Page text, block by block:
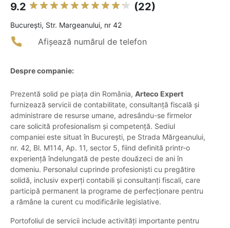
9.2 (22)
Bucureşti, Str. Margeanului, nr 42
Afișează numărul de telefon
Despre companie:
Prezentă solid pe piața din România, Arteco Expert
furnizează servicii de contabilitate, consultanță fiscală și
administrare de resurse umane, adresându-se firmelor
care solicită profesionalism și competență. Sediul
companiei este situat în București, pe Strada Mărgeanului,
nr. 42, Bl. M114, Ap. 11, sector 5, fiind definită printr-o
experiență îndelungată de peste douăzeci de ani în
domeniu. Personalul cuprinde profesioniști cu pregătire
solidă, inclusiv experți contabili și consultanți fiscali, care
participă permanent la programe de perfecționare pentru
a rămâne la curent cu modificările legislative.
Portofoliul de servicii include activități importante pentru